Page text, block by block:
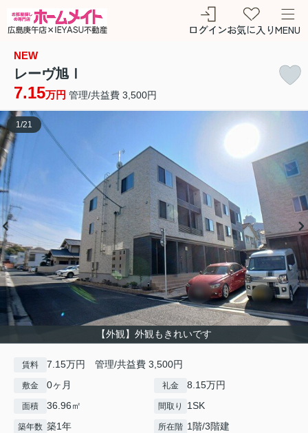
ログインお気に入りMENU
NEW
レーヴ旭Ⅰ
7.15万円 管理/共益費 3,500円
【外観】外観もきれいです
1 /21
賃料 7.15万円 管理/共益費 3,500円
敷金 0ヶ月 礼金 8.15万円
面積 36.96㎡ 間取り 1SK
築年数 築1年 所在階 1階/3階建